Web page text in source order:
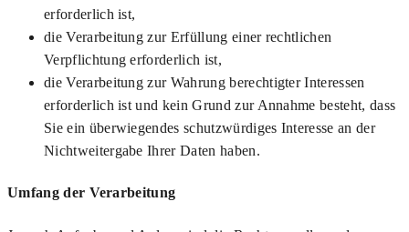
erforderlich ist,
die Verarbeitung zur Erfüllung einer rechtlichen
Verpflichtung erforderlich ist,
die Verarbeitung zur Wahrung berechtigter Interessen
erforderlich ist und kein Grund zur Annahme besteht, dass
Sie ein überwiegendes schutzwürdiges Interesse an der
Nichtweitergabe Ihrer Daten haben.
Umfang der Verarbeitung